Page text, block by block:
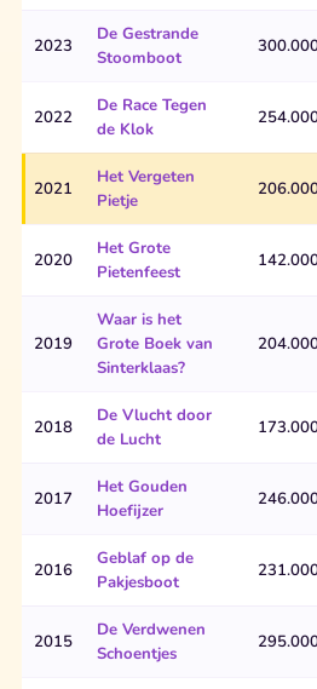
2023
De Gestrande
Stoomboot
2022
De Race Tegen
de Klok
2021
Het Vergeten
Pietje
2020
Het Grote
Pietenfeest
2019
Waar is het
Grote Boek van
Sinterklaas?
2018
De Vlucht door
de Lucht
2017
Het Gouden
Hoefijzer
2016
Geblaf op de
Pakjesboot
2015
De Verdwenen
Schoentjes